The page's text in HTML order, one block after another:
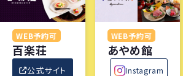
WEB予約可
百楽荘
公式サイト
WEB予約可
あやめ館
Instagram